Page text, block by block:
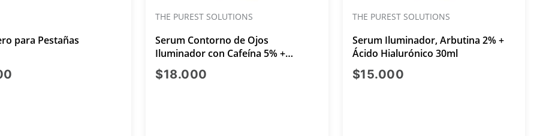
para Pestañas
THE PUREST SOLUTIONS
Serum Contorno de Ojos
Iluminador con Cafeína 5% +
Vitamina C 30ml
$18.000
THE PUREST SOLUTIONS
Serum Iluminador, Arbutina 2% +
Ácido Hialurónico 30ml
$15.000